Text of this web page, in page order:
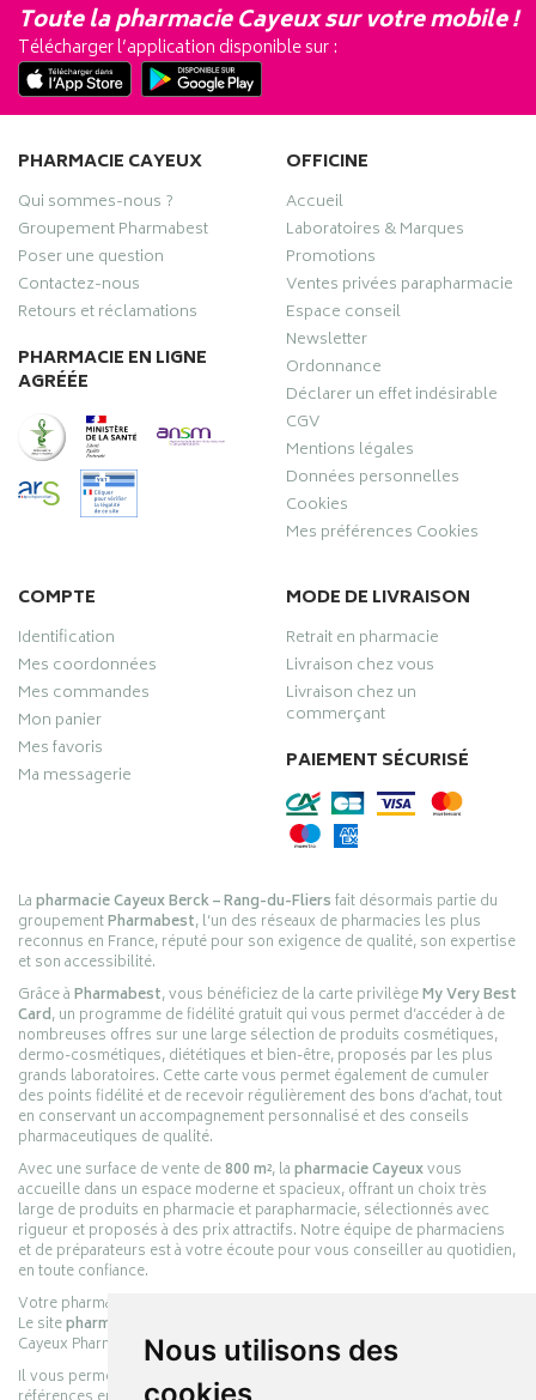
Nous utilisons des
Toute la pharmacie Cayeux sur votre mobile !
Télécharger l’application disponible sur :
PHARMACIE CAYEUX
Qui sommes-nous ?
Groupement Pharmabest
Poser une question
Contactez-nous
Retours et réclamations
PHARMACIE EN LIGNE
AGRÉÉE
OFFICINE
Accueil
Laboratoires & Marques
Promotions
Ventes privées parapharmacie
Espace conseil
Newsletter
Ordonnance
Déclarer un effet indésirable
CGV
Mentions légales
Données personnelles
Cookies
Mes préférences Cookies
COMPTE
Identification
Mes coordonnées
Mes commandes
Mon panier
Mes favoris
Ma messagerie
MODE DE LIVRAISON
Retrait en pharmacie
Livraison chez vous
Livraison chez un
commerçant
PAIEMENT SÉCURISÉ
Lapharmacie Cayeux Berck – Rang-du-Fliersfait désormais partie du
groupementPharmabest, l’un des réseaux de pharmacies les plus
reconnus en France, réputé pour son exigence de qualité, son expertise
et son accessibilité.
Grâce àPharmabest, vous bénéficiez de la carte privilègeMy Very Best
Card, un programme de fidélité gratuit qui vous permet d’accéder à de
nombreuses offres sur une large sélection de produits cosmétiques,
dermo-cosmétiques, diététiques et bien-être, proposés par les plus
grands laboratoires. Cette carte vous permet également de cumuler
des points fidélité et de recevoir régulièrement des bons d’achat, tout
en conservant un accompagnement personnalisé et des conseils
pharmaceutiques de qualité.
Avec une surface de vente de800 m², lapharmacie Cayeuxvous
accueille dans un espace moderne et spacieux, offrant un choix très
large de produits en pharmacie et parapharmacie, sélectionnés avec
rigueur et proposés à des prix attractifs. Notre équipe de pharmaciens
et de préparateurs est à votre écoute pour vous conseiller au quotidien,
en toute confiance.
Votre pharmacie en ligne :
Le sitepharmacie-cayeux.fr
Cayeux Pharmabest Berck-sur-Mer – Rang-du-Fliers.
Il vous permet de réaliser vos achats en ligne parmi des milliers de